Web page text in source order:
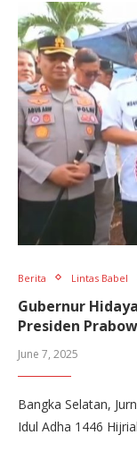
Berita Lintas Babel
Gubernur
Presiden
June 7, 2025
Bangka Selatan,
Idul Adha 1446